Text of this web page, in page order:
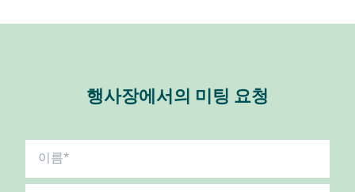
행사장에서의 미팅 요청